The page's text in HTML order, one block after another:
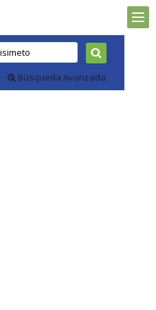
Búsqueda Avanzada